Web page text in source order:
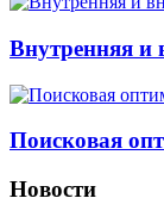
Внутренняя и
Поисковая
Новости